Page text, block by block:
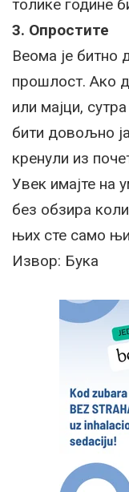
толике године
3. Опростите
Веома је битно
прошлост. Ако
или мајци,
бити довољно
кренули из
Увек имајте на
без обзира
њих сте само
Извор: Бука